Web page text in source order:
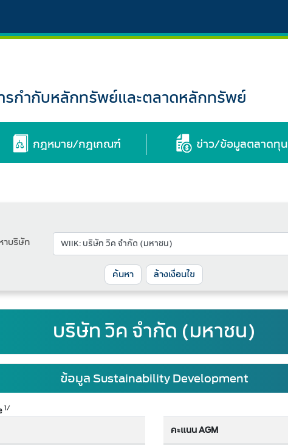
กำกับหลักทรัพย์และตลาดหลักทรัพย์
กฎหมาย/กฎเกณฑ์ ข่าว/ข้อมูลตลาดทุน
าบริษัท
ล้างเงื่อนไข
บริษัท วิค จำกัด (มหาชน)
ข้อมูล Sustainability Development
1/
คะแนน AGM